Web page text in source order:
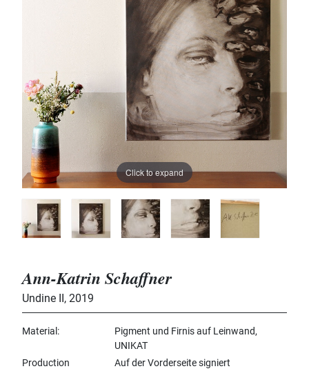
Click to expand
Ann-Katrin Schaffner
Undine II , 2019
Material
Pigment und Firnis auf Leinwand,
UNIKAT
Production
Auf der Vorderseite signiert